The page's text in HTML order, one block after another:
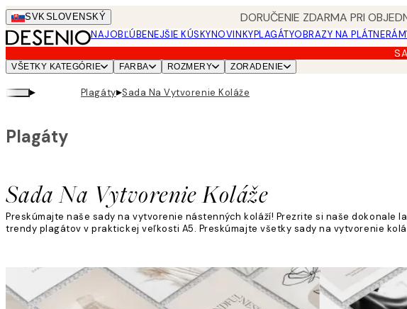
Skip
to
main
content.
SVKSLOVENSKÝ DORUČENIE ZDARMA PRI
NAJOBĽÚBENEJŠIE KÚSKYNOVINKYPLAGÁTYOBRAZY NA PLÁTNE
VŠETKY KATEGÓRIE FARBA ROZMERY ZORADENIE
▸ Plagáty▸Sada Na Vytvorenie Koláže
Sada Na Vytvorenie Koláže
Plagáty
Preskúmajte naše sady na vytvorenie nástenných koláží! Prezrite si naše
trendy plagátov v praktickej veľkosti A5. Preskúmajte všetky sady na vytvorenie
Viac informácií